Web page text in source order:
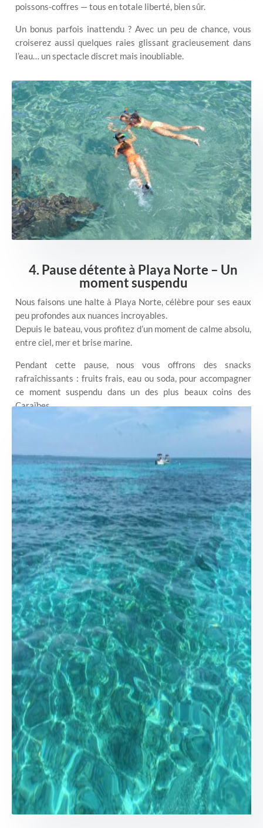
poissons-coffres — tous en totale liberté, bien sûr.
Un bonus parfois inattendu ? Avec un peu de chance, vous
croiserez aussi quelques raies glissant gracieusement dans
l’eau… un spectacle discret mais inoubliable.
4. Pause détente à Playa Norte – Un
moment suspendu
Nous faisons une halte à Playa Norte, célèbre pour ses eaux
peu profondes aux nuances incroyables.
Depuis le bateau, vous profitez d’un moment de calme absolu,
entre ciel, mer et brise marine.
Pendant cette pause, nous vous offrons des snacks
rafraîchissants : fruits frais, eau ou soda, pour accompagner
ce moment suspendu dans un des plus beaux coins des
Caraïbes.